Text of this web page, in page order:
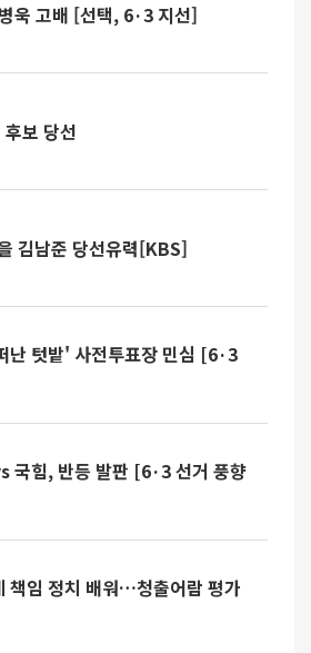
욱 고배 [선택, 6·3 지선]
보 당선
김남준 당선유력[KBS]
텃밭' 사전투표장 민심 [6·3
국힘, 반등 발판 [6·3 선거 풍향
책임 정치 배워…청출어람 평가